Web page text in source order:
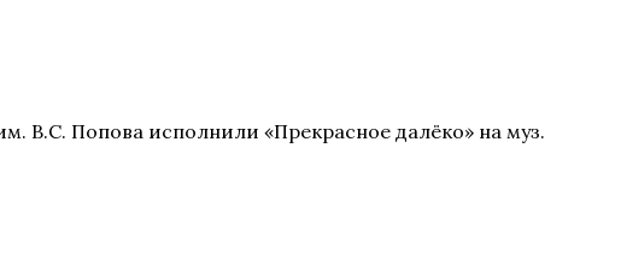
В.С. Попова исполнили «Прекрасное далёко» на муз.